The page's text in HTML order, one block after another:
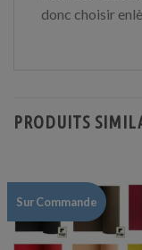
donc choisir
PRODUITS
Sur Commande